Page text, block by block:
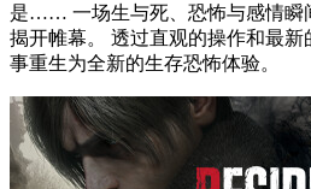
是…… 一场生与死、恐怖与感情瞬
揭开帷幕。 透过直观的操作和最
事重生为全新的生存恐怖体验。